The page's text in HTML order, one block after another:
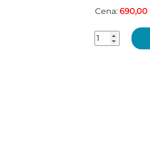
Cena: 690,00